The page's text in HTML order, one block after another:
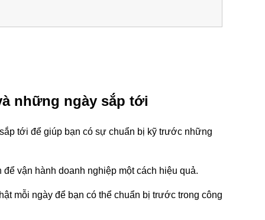
những ngày sắp tới
tới để giúp bạn có sự chuẩn bị kỹ trước những
vận hành doanh nghiệp một cách hiệu quả.
mỗi ngày để bạn có thể chuẩn bị trước trong công